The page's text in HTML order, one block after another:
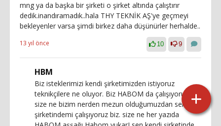
mng ya da başka bir şirketi o şirket altında çalıştırır
dedik.inandıramadık..hala THY TEKNİK AŞ'ye geçmeyi
bekleyenler varsa şimdi birkez daha düşünürler herhalde..
13 yıl önce 10 9
HBM
Biz isteklerimizi kendi şirketimizden istiyoruz
teknikçilere ne oluyor. Biz HABOM da çalışıyoruz
size ne bizim nerden mezun olduğumuzdan senin
şirketindemi çalışıyoruz biz. size ne her yazıda